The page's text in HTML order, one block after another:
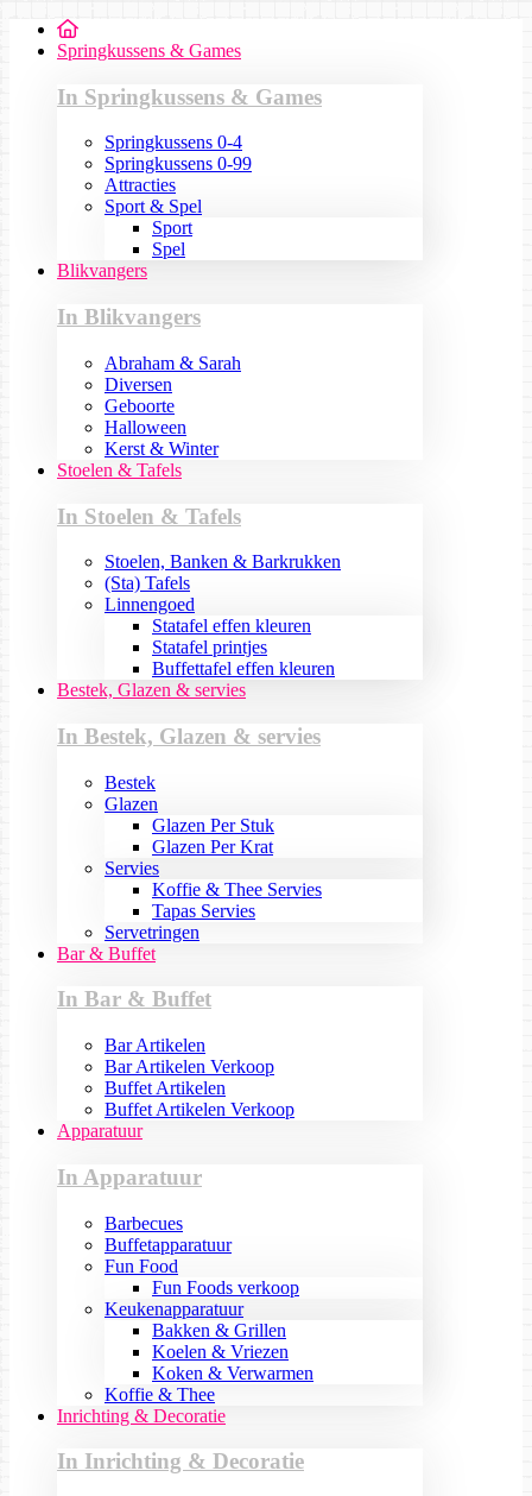
Springkussens & Games
In Springkussens & Games
Springkussens 0-4
Springkussens 0-99
Attracties
Sport & Spel
Sport
Spel
Blikvangers
In Blikvangers
Abraham & Sarah
Diversen
Geboorte
Halloween
Kerst & Winter
Stoelen & Tafels
In Stoelen & Tafels
Stoelen, Banken & Barkrukken
(Sta) Tafels
Linnengoed
Statafel effen kleuren
Statafel printjes
Buffettafel effen kleuren
Bestek, Glazen & servies
In Bestek, Glazen & servies
Bestek
Glazen
Glazen Per Stuk
Glazen Per Krat
Servies
Koffie & Thee Servies
Tapas Servies
Servetringen
Bar & Buffet
In Bar & Buffet
Bar Artikelen
Bar Artikelen Verkoop
Buffet Artikelen
Buffet Artikelen Verkoop
Apparatuur
In Apparatuur
Barbecues
Buffetapparatuur
Fun Food
Fun Foods verkoop
Keukenapparatuur
Bakken & Grillen
Koelen & Vriezen
Koken & Verwarmen
Koffie & Thee
Inrichting & Decoratie
In Inrichting & Decoratie